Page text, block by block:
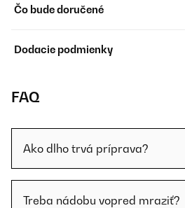
Čo bude doručené
Dodacie podmienky
FAQ
Ako dlho trvá príprava?
Treba nádobu vopred mraziť?